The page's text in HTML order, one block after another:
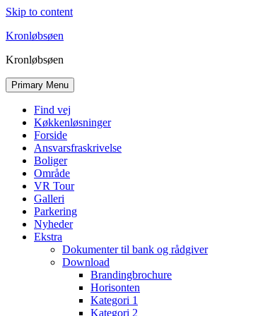
Skip to content
Kronløbsøen
Kronløbsøen
Primary Menu
Find vej
Køkkenløsninger
Forside
Ansvarsfraskrivelse
Boliger
Område
VR Tour
Galleri
Parkering
Nyheder
Ekstra
Dokumenter til bank og rådgiver
Download
Brandingbrochure
Horisonten
Kategori 1
Kategori 2